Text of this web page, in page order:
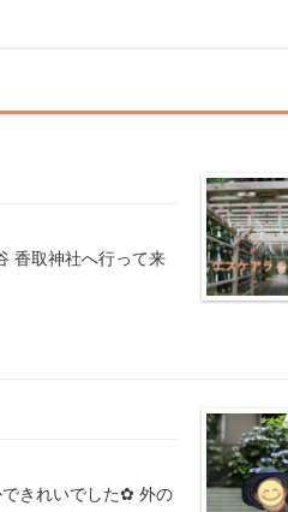
香取神社へ行って来
きれいでした✿ 外の